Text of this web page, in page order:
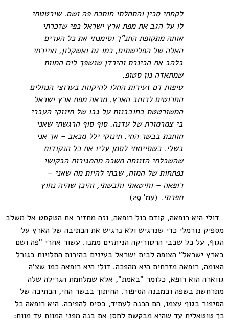
לקחתי סכין והתחלתי חותכת פה ושם. שירטטתי
לו על הגב את מפת ארץ ישראל כפי שזכרתי
אותה מתקופת התנ"ך וסימנתי את כל הערים
האלה של הפלישתים, כמו גת ואשקלון, וציירתי
בלהב את הכינרת והירדן שנשפך לים המוות
שמתאדה נון סטופ.
טיפות דם זעירות החלו להיקוות בערוצי הנחלים
החרוטים לרוחב הארץ. מראה מפת ארץ ישראל
המשורטטת בחובבנות על גבו של תינוקי העברי
בי צמרמורת של עדנה. סוף סוף הרגשתי שאני
חותכת בבשר החי. תינוקי ילל מכאב – אך אני
בשלי. כשסיימתי לסמן עליו את כל הנקודות
שהשכלתי הזנוחה משכה מהמגירות הבקושי
נפתחות של המוח, שבתי להיות מה שאני –
רופאה – וחיטאתי וחבשתי, והיכן שהיה נחוץ
תפרתי. (עמ' 29)
דולי היא רופאה, קודם כול רופאה, וזה מחזיר את הטקסט אל משלב
מספיק נורמלי כדי שנרגיש ולא נרגיש את הכתיבה של הארץ על
הגוף, על כל שבבי הרטוריקה הניתזים ממנו. עשור אחרי "פה ושם
בארץ ישראל" הצופה לבית ישראל בעינים בהירות התלויות בגורל
האומה, רופאה מזרחית היא מהפכה. דולי היא רופאה כמו שצ'ה
גווארה הוא רופא, כלומר "באמת", אלא שמלחמת הגרילה שלה
מתרחשת בשפה ובמבנה הסיפור. החיתוך בבשר החי, הכתיבה של
הסיפור בגוף עצמו, הם הכנה לעתיד, בסיס להפיכה. היא רופאה כל
כך טוטאלית עד שהיא מבקשת לחסן את בנה מפני המוות עד מוות: